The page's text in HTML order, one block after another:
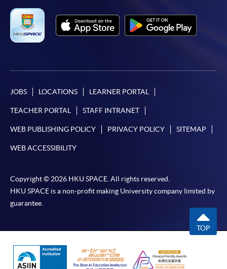
JOBS LOCATIONS LEARNER PORTAL
TEACHER PORTAL STAFF INTRANET
WEB PUBLISHING POLICY PRIVACY POLICY SITEMAP
WEB ACCESSIBILITY
Copyright © 2026 HKU SPACE. All rights reserved.
HKU SPACE is a non-profit making University company limited by
guarantee.
TOP